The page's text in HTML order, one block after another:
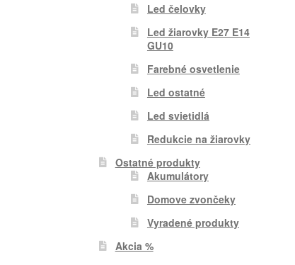
Led čelovky
Led žiarovky E27 E14
GU10
Farebné osvetlenie
Led ostatné
Led svietidlá
Redukcie na žiarovky
Ostatné produkty
Akumulátory
Domove zvončeky
Vyradené produkty
Akcia %